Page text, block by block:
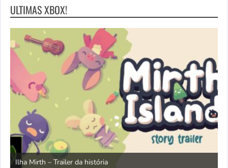
ULTIMAS XBOX!
Ilha Mirth – Trailer da história